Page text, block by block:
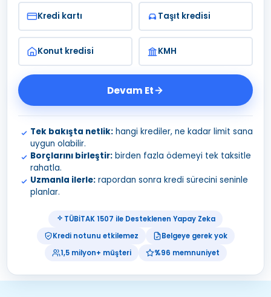
Tek bakışta netlik: hangi krediler, ne kadar limit sana
uygun olabilir.
Borçlarını birleştir: birden fazla ödemeyi tek taksitle
rahatla.
Uzmanla ilerle: rapordan sonra kredi sürecini seninle
planlar.
Kredi kartı Taşıt kredisi
Konut kredisi KMH
Devam Et
TÜBİTAK 1507 ile Desteklenen Yapay Zeka
Kredi notunu etkilemez
Belgeye gerek yok
1,5 milyon+ müşteri
%96 memnuniyet